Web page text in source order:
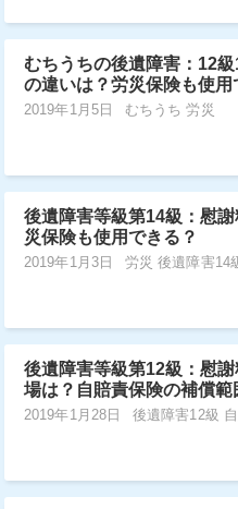
むちうちの後遺障害：12
の違いは？労災保険も使用
2019年1月5日 むちうち 労災
後遺障害等級第14級：慰
災保険も使用できる？
2019年1月3日 労災 後遺障害14
後遺障害等級第12級：慰
場は？自賠責保険の補償範
2019年1月28日 後遺障害12級